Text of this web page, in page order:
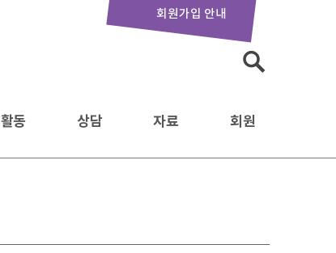
회원가입 안내
활동 상담 자료 회원